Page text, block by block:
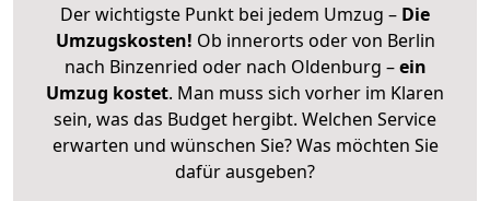
Der wichtigste Punkt bei jedem Umzug – Die
Umzugskosten! Ob innerorts oder von Berlin
nach Binzenried oder nach Oldenburg –ein
Umzug kostet. Man muss sich vorher im Klaren
sein, was das Budget hergibt. Welchen Service
erwarten und wünschen Sie? Was möchten Sie
dafür ausgeben?